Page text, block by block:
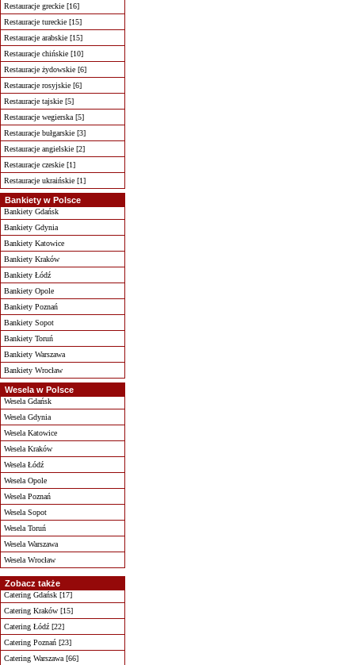
Restauracje greckie [16]
Restauracje tureckie [15]
Restauracje arabskie [15]
Restauracje chińskie [10]
Restauracje żydowskie [6]
Restauracje rosyjskie [6]
Restauracje tajskie [5]
Restauracje wegierska [5]
Restauracje bułgarskie [3]
Restauracje angielskie [2]
Restauracje czeskie [1]
Restauracje ukraińskie [1]
Bankiety w Polsce
Bankiety Gdańsk
Bankiety Gdynia
Bankiety Katowice
Bankiety Kraków
Bankiety Łódź
Bankiety Opole
Bankiety Poznań
Bankiety Sopot
Bankiety Toruń
Bankiety Warszawa
Bankiety Wrocław
Wesela w Polsce
Wesela Gdańsk
Wesela Gdynia
Wesela Katowice
Wesela Kraków
Wesela Łódź
Wesela Opole
Wesela Poznań
Wesela Sopot
Wesela Toruń
Wesela Warszawa
Wesela Wrocław
Zobacz także
Catering Gdańsk [17]
Catering Kraków [15]
Catering Łódź [22]
Catering Poznań [23]
Catering Warszawa [66]